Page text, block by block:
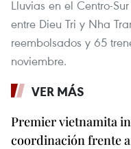
Lluvias en el Centro-
entre Dieu Tri y Nha
reembolsados y 65
noviembre.
VER MÁS
Premier vietnamita
coordinación frente a